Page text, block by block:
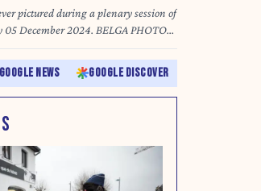
pictured during a plenary session of
December 2024. BELGA PHOTO
NEWS GOOGLE DISCOVER